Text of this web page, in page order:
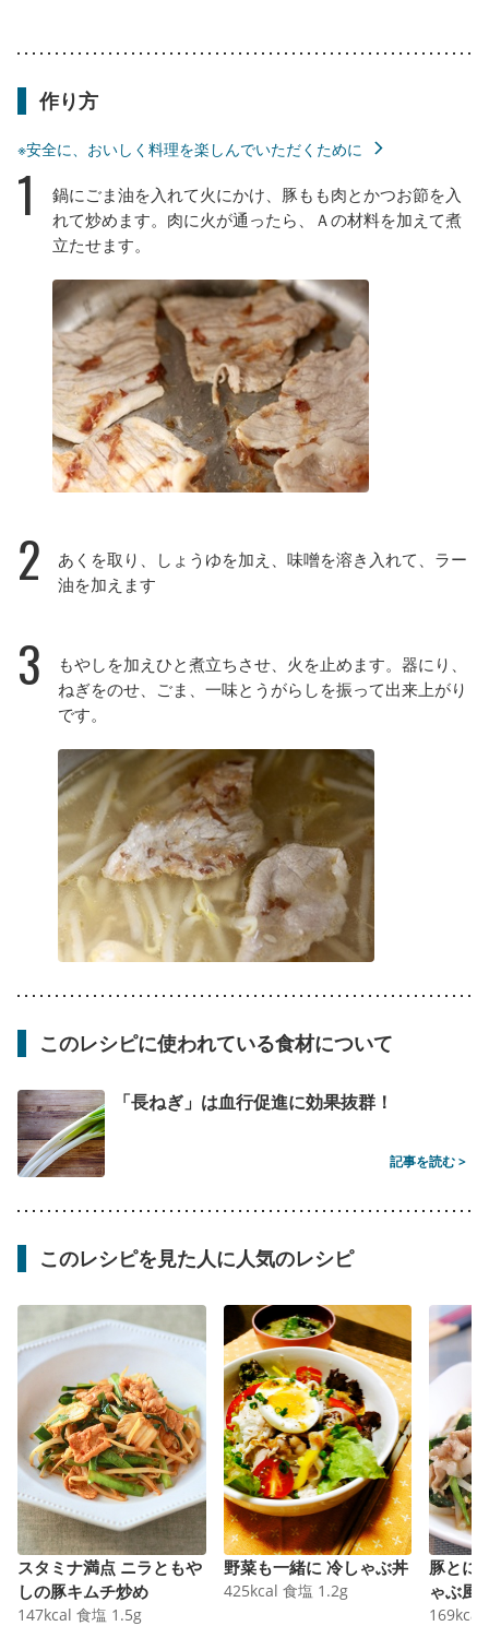
作り方
※安全に、おいしく料理を楽しんでいただくために
1
鍋にごま油を入れて火にかけ、豚もも肉とかつお節を入
れて炒めます。肉に火が通ったら、Ａの材料を加えて煮
立たせます。
2
あくを取り、しょうゆを加え、味噌を溶き入れて、ラー
油を加えます
3
もやしを加えひと煮立ちさせ、火を止めます。器にり、
ねぎをのせ、ごま、一味とうがらしを振って出来上がり
です。
このレシピに使われている食材について
「長ねぎ」は血行促進に効果抜群！
記事を読む >
このレシピを見た人に人気のレシピ
スタミナ満点 ニラともや
しの豚キムチ炒め
147kcal 食塩 1.5g
野菜も一緒に 冷しゃぶ丼
425kcal 食塩 1.2g
豚とに
ゃぶ風
169kcal